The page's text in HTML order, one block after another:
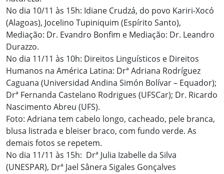
No dia 10/11 às 15h: Idiane Crudzá, do povo Kariri-Xocó
(Alagoas), Jocelino Tupiniquim (Espírito Santo),
Mediação: Dr. Evandro Bonfim e Mediação: Dr. Leandro
Durazzo.
No dia 11/11 às 10h: Direitos Linguísticos e Direitos
Humanos na América Latina: Drª Adriana Rodríguez
Caguana (Universidad Andina Simón Bolívar – Equador);
Drª Fernanda Castelano Rodrigues (UFSCar); Dr. Ricardo
Nascimento Abreu (UFS).
Foto: Adriana tem cabelo longo, cacheado, pele branca,
blusa listrada e bleiser braco, com fundo verde. As
demais fotos se repetem.
No dia 11/11 às 15h: Drª Julia Izabelle da Silva
(UNESPAR), Drª Jael Sânera Sigales Gonçalves